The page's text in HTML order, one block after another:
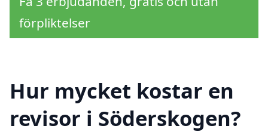
förpliktelser
Hur mycket kostar en
revisor i Söderskogen?